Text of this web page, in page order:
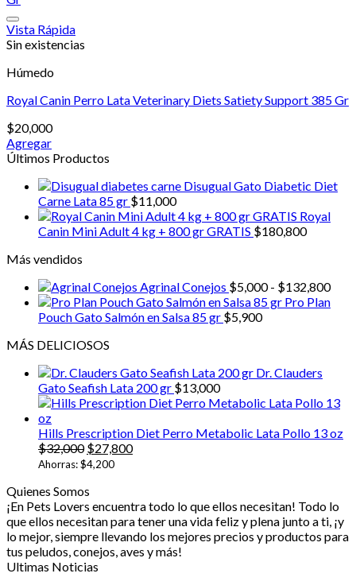
400
gr
Vista Rápida
Sin existencias
Húmedo
Royal Canin Perro Lata Veterinary Diets Satiety Support 385 Gr
$20,000
Agregar
Últimos Productos
Disugual Gato Diabetic Diet
Carne Lata 85 gr $11,000
Royal
Canin Mini Adult 4 kg + 800 gr GRATIS $180,800
Más vendidos
Agrinal Conejos $5,000 - $132,800
de
Pro Plan
Pouch Gato Salmón en Salsa 85 gr $5,900
MÁS DELICIOSOS
Dr. Clauders
Gato Seafish Lata 200 gr $13,000
Hills Prescription Diet Perro Metabolic Lata Pollo 13 oz
$32,000 El
precio
era:
$32,000.
$27,800El
$27,800.
Ahorras:$4,200
Quienes Somos
¡En Pets Lovers encuentra todo lo que ellos necesitan! Todo lo
que ellos necesitan para tener una vida feliz y plena junto a ti, ¡y
lo mejor, siempre llevando los mejores precios y productos para
tus peludos, conejos, aves y más!
Ultimas Noticias